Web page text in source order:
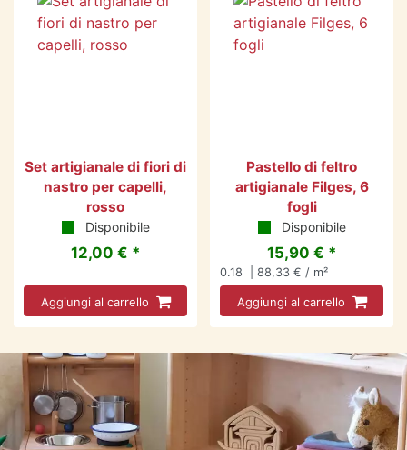
Set artigianale di fiori di
nastro per capelli,
rosso
Disponibile
12,00 € *
Aggiungi al carrello
Pastello di feltro
artigianale Filges, 6
fogli
Disponibile
15,90 € *
0.18 | 88,33 € / m²
Aggiungi al carrello